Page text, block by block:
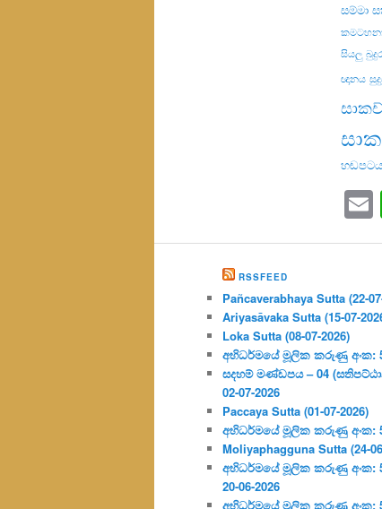
සම්මා
සියලු
ඥානය
හඬපටය
RSSFEED
Pañcaverabhaya Sutta (22-
Ariyasāvaka Sutta (15-07-
Loka Sutta (08-07-2026)
අභිධර්මයේ මූලික කරුණු අංක: 53
සදහම් මණ්ඩපය – 04
02-07-2026
Paccaya Sutta (01-07-2026)
අභිධර්මයේ මූලික කරුණු අංක: 52
Moliyaphagguna Sutta (24-
අභිධර්මයේ මූලික කරුණු අංක:
20-06-2026
අභිධර්මයේ මූලික කරුණු අංක: